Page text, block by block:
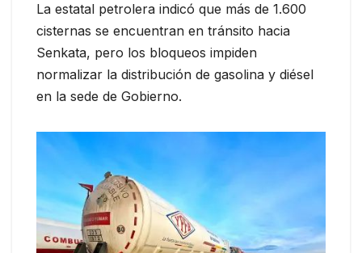
La estatal petrolera indicó que más de 1.600
cisternas se encuentran en tránsito hacia
Senkata, pero los bloqueos impiden
normalizar la distribución de gasolina y diésel
en la sede de Gobierno.